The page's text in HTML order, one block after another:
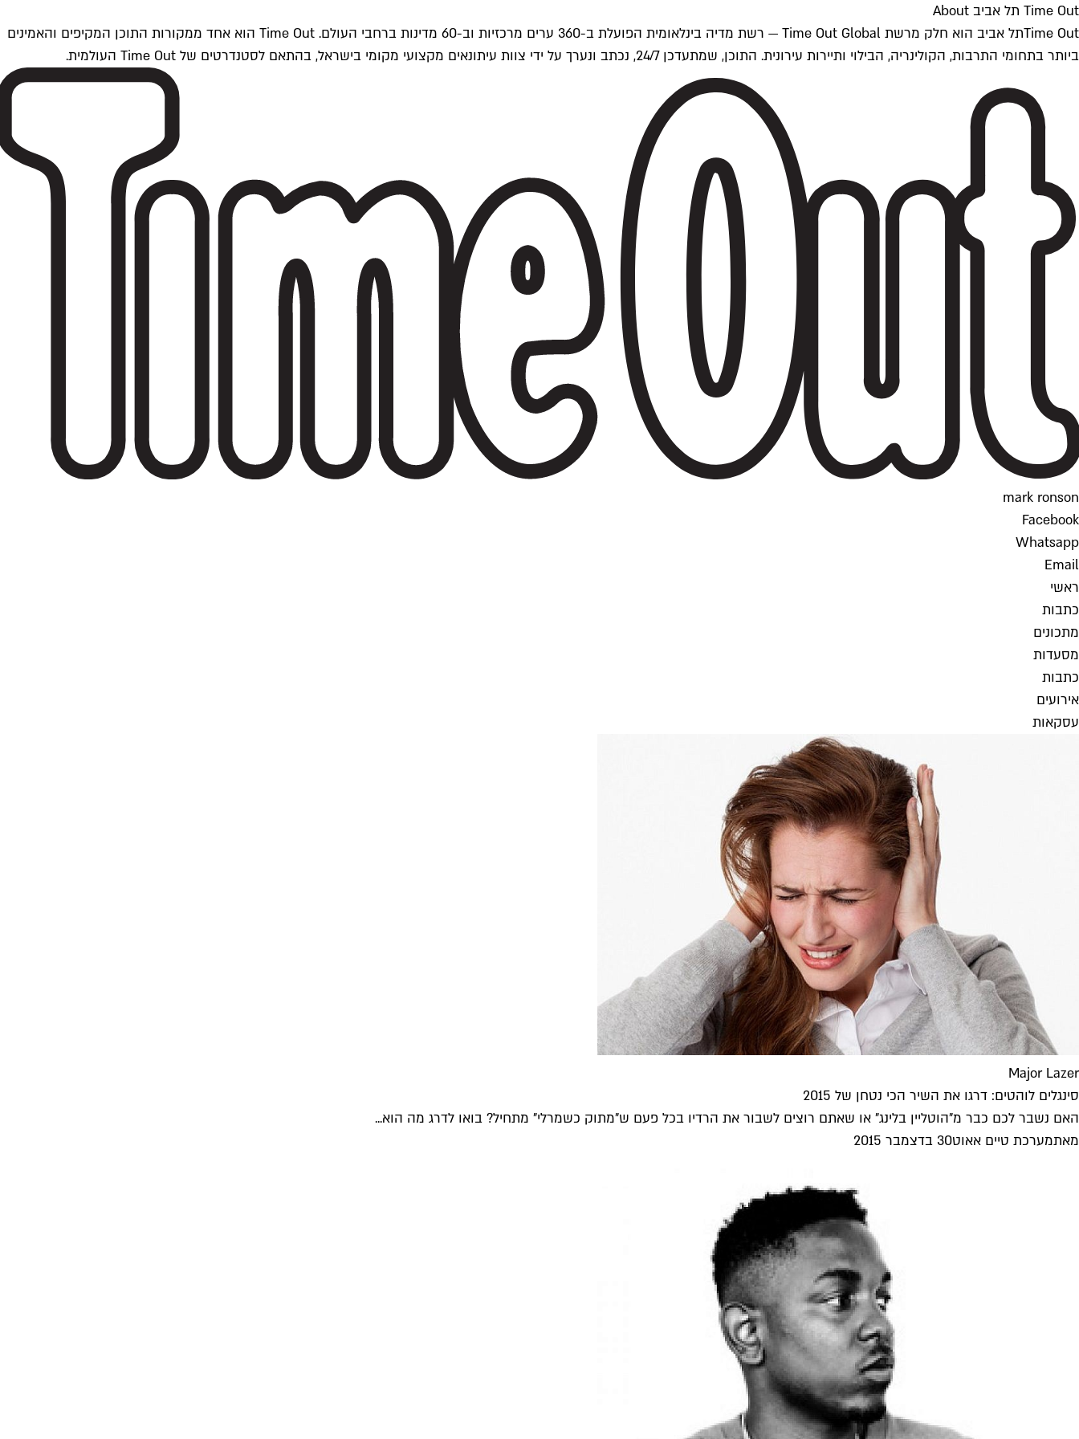
Time Out תל אביב About
Time Outתל אביב הוא חלק מרשת Time Out Global — רשת מדיה בינלאומית הפועלת ב-360 ערים מרכזיות וב-60 מדינות ברחבי העולם. Time Out הוא אחד ממקורות התוכן המקיפים והאמינים
ביותר בתחומי התרבות, הקולינריה, הבילוי ותיירות עירונית. התוכן, שמתעדכן 24/7, נכתב ונערך על ידי צוות עיתונאים מקצועי מקומי בישראל, בהתאם לסטנדרטים של Time Out העולמית.
mark ronson
Facebook
Whatsapp
Email
ראשי
כתבות
מתכונים
מסעדות
כתבות
אירועים
עסקאות
Major Lazer
סינגלים לוהטים: דרגו את השיר הכי נטחן של 2015
האם נשבר לכם כבר מ"הוטליין בלינג" או שאתם רוצים לשבור את הרדיו בכל פעם ש"מתוק כשמרלי" מתחיל? בואו לדרג מה הוא...
מאתמערכת טיים אאוט30 בדצמבר 2015